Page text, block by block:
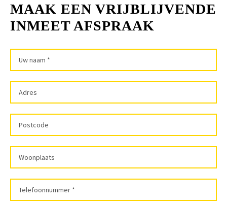
MAAK EEN VRIJBLIJVENDE
INMEET AFSPRAAK